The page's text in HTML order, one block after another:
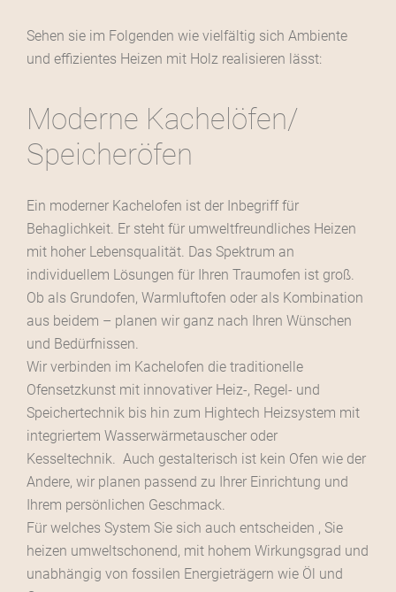
Sehen sie im Folgenden wie vielfältig sich Ambiente
und effizientes Heizen mit Holz realisieren lässt:
Moderne Kachelöfen/
Speicheröfen
Ein moderner Kachelofen ist der Inbegriff für
Behaglichkeit. Er steht für umweltfreundliches Heizen
mit hoher Lebensqualität. Das Spektrum an
individuellem Lösungen für Ihren Traumofen ist groß.
Ob als Grundofen, Warmluftofen oder als Kombination
aus beidem – planen wir ganz nach Ihren Wünschen
und Bedürfnissen.
Wir verbinden im Kachelofen die traditionelle
Ofensetzkunst mit innovativer Heiz-, Regel- und
Speichertechnik bis hin zum Hightech Heizsystem mit
integriertem Wasserwärmetauscher oder
Kesseltechnik. Auch gestalterisch ist kein Ofen wie der
Andere, wir planen passend zu Ihrer Einrichtung und
Ihrem persönlichen Geschmack.
Für welches System Sie sich auch entscheiden , Sie
heizen umweltschonend, mit hohem Wirkungsgrad und
unabhängig von fossilen Energieträgern wie Öl und